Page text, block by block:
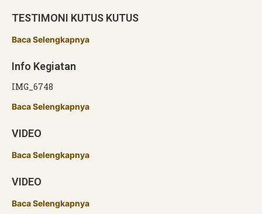
TESTIMONI KUTUS KUTUS
Baca Selengkapnya
Info Kegiatan
IMG_6748
Baca Selengkapnya
VIDEO
Baca Selengkapnya
VIDEO
Baca Selengkapnya